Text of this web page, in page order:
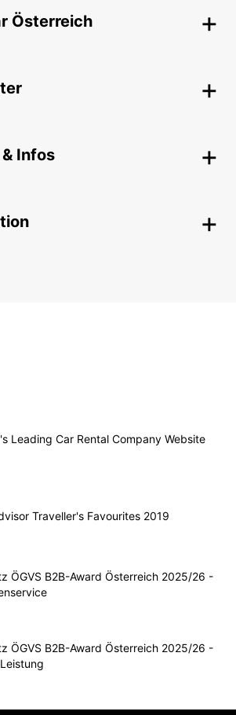
Österreich
Infos
Leading Car Rental Company Website
Traveller's Favourites 2019
ÖGVS B2B-Award Österreich 2025/26 -
ÖGVS B2B-Award Österreich 2025/26 -